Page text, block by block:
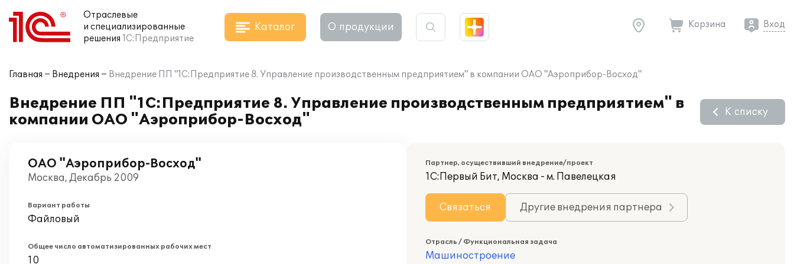
Отраслевые
и специализированные
решения 1С:Предприятие
Каталог О продукции Корзина Вход
Главная Внедрения Внедрение ПП "1С:Предприятие 8. Управление производственным предприятием" в компании ОАО "Аэроприбор-Восход"
Внедрение ПП "1С:Предприятие 8. Управление производственным предприятием" в
компании ОАО "Аэроприбор-Восход"
К списку
ОАО "Аэроприбор-Восход"
Москва, Декабрь 2009
Вариант работы
Файловый
Общее число автоматизированных рабочих мест
10
Партнер, осуществивший внедрение/проект
1С:Первый Бит, Москва - м. Павелецкая
Связаться Другие внедрения партнера
Отрасль / Функциональная задача
Машиностроение